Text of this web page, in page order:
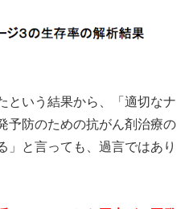
という結果から、「適切なナ
予防のための抗がん剤治療の
」と言っても、過言ではあり